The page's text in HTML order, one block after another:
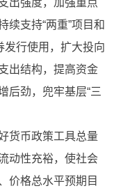
出强度，加强重点
续支持“两重”项目和
发行使用，扩大投向
出结构，提高资金
后劲，兜牢基层“三
币政策工具总量
动性充裕，使社会
价格总水平预期目